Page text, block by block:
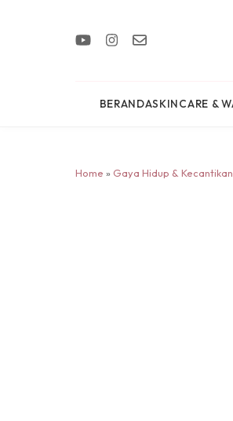
BERANDASKINCARE &
Home » Gaya Hidup & Kecantikan